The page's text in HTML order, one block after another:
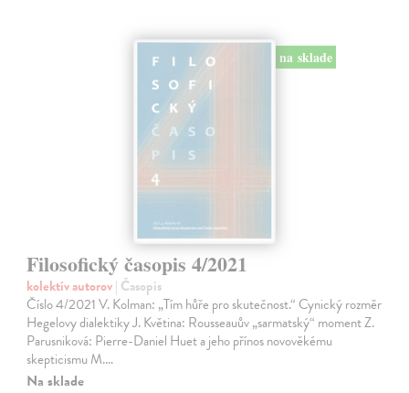
na sklade
Filosofický časopis 4/2021
kolektív autorov| Časopis
Číslo 4/2021 V. Kolman: „Tím hůře pro skutečnost.“ Cynický rozměr
Hegelovy dialektiky J. Květina: Rousseauův „sarmatský“ moment Z.
Parusniková: Pierre-Daniel Huet a jeho přínos novověkému
skepticismu M.…
Na sklade